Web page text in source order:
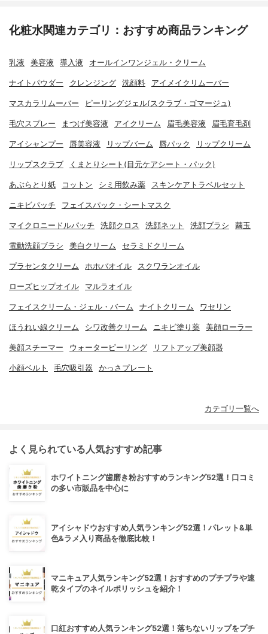
化粧水関連カテゴリ：おすすめ商品ランキング
乳液 美容液 導入液 オールインワンジェル・クリーム
ナイトパウダー クレンジング 洗顔料 アイメイクリムーバー
マスカラリムーバー ピーリングジェル(スクラブ・ゴマージュ)
毛穴スプレー まつげ美容液 アイクリーム 眉毛美容液 眉毛育毛剤
アイシャンプー 唇美容液 リップバーム 唇パック リップクリーム
リップスクラブ くまとりシート(目元ケアシート・パック)
あぶらとり紙 コットン シミ用飲み薬 スキンケアトラベルセット
ニキビパッチ フェイスパック・シートマスク
マイクロニードルパッチ 洗顔クロス 洗顔ネット 洗顔ブラシ 繭玉
電動洗顔ブラシ 美白クリーム セラミドクリーム
プラセンタクリーム ホホバオイル スクワランオイル
ローズヒップオイル マルラオイル
フェイスクリーム・ジェル・バーム ナイトクリーム ワセリン
ほうれい線クリーム シワ改善クリーム ニキビ塗り薬 美顔ローラー
美顔スチーマー ウォーターピーリング リフトアップ美顔器
小顔ベルト 毛穴吸引器 かっさプレート
カテゴリ一覧へ
よく見られている人気おすすめ記事
ホワイトニング歯磨き粉おすすめランキング52選！口コミ
の多い市販品を中心に
アイシャドウおすすめ人気ランキング52選！パレット&単
色&ラメ入り商品を徹底比較！
マニキュア人気ランキング52選！おすすめのプチプラや速
乾タイプのネイルポリッシュを紹介！
口紅おすすめ人気ランキング52選！落ちないリップをプチ